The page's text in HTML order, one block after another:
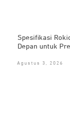
Spesifikasi
Depan untuk
Agustus 3, 2026